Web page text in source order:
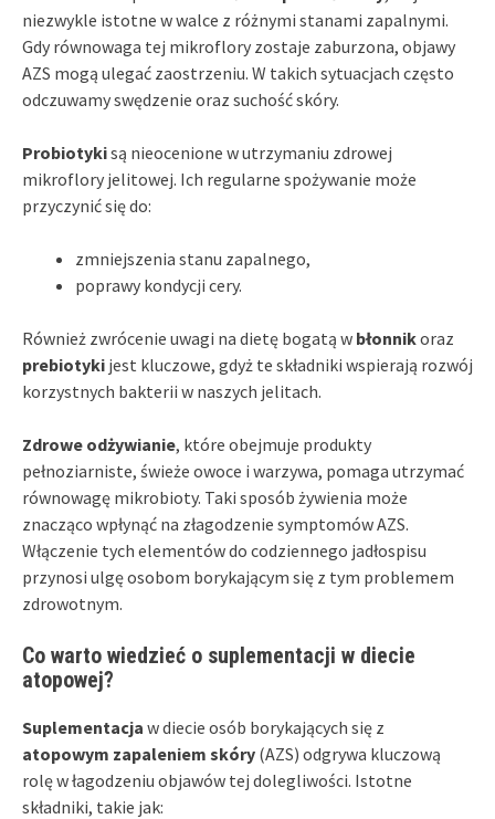
niezwykle istotne w walce z różnymi stanami zapalnymi.
Gdy równowaga tej mikroflory zostaje zaburzona, objawy
AZS mogą ulegać zaostrzeniu. W takich sytuacjach często
odczuwamy swędzenie oraz suchość skóry.
Probiotykisą nieocenione w utrzymaniu zdrowej
mikroflory jelitowej. Ich regularne spożywanie może
przyczynić się do:
zmniejszenia stanu zapalnego,
poprawy kondycji cery.
Również zwrócenie uwagi na dietę bogatą w błonnikoraz
prebiotyki jest kluczowe, gdyż te składniki wspierają rozwój
korzystnych bakterii w naszych jelitach.
Zdrowe odżywianie, które obejmuje produkty
pełnoziarniste, świeże owoce i warzywa, pomaga utrzymać
równowagę mikrobioty. Taki sposób żywienia może
znacząco wpłynąć na złagodzenie symptomów AZS.
Włączenie tych elementów do codziennego jadłospisu
przynosi ulgę osobom borykającym się z tym problemem
zdrowotnym.
Co warto wiedzieć o suplementacji w diecie
atopowej?
Suplementacja w diecie osób borykających się z
atopowym zapaleniem skóry (AZS) odgrywa kluczową
rolę w łagodzeniu objawów tej dolegliwości. Istotne
składniki, takie jak: